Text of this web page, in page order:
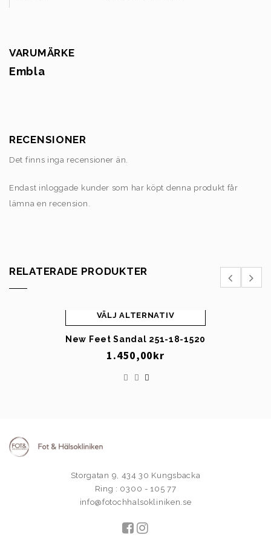
VARUMÄRKE
Embla
RECENSIONER
Det finns inga recensioner än.
Endast inloggade kunder som har köpt denna produkt får
lämna en recension.
RELATERADE PRODUKTER
New Feet Sandal 251-18-1520
1.450,00kr
VÄLJ ALTERNATIV
Storgatan 9, 434 30 Kungsbacka
Ring : 0300 - 105 77
info@fotochhalsokliniken.se